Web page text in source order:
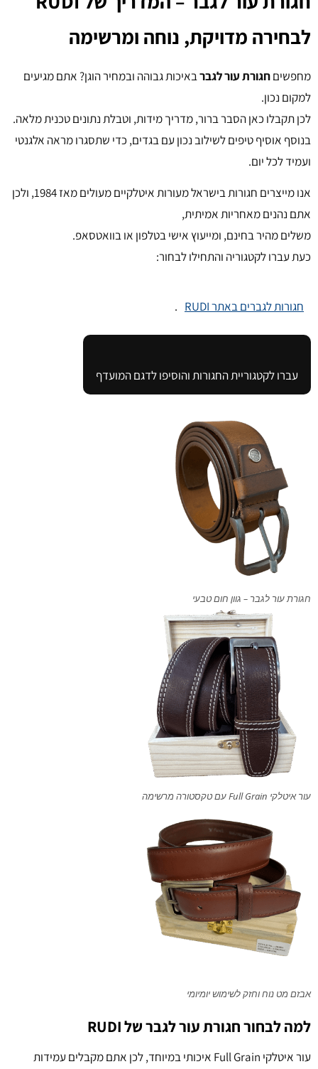
לבחירה מדויקת, נוחה ומרשימה
מחפשיםחגורת עור לגברבאיכות גבוהה ובמחיר הוגן? אתם מגיעים
למקום נכון.
לכן תקבלו כאן הסבר ברור, מדריך מידות, וטבלת נתונים טכנית מלאה.
בנוסף אוסיף טיפים לשילוב נכון עם בגדים, כדי שתסגרו מראה אלגנטי
ועמיד לכל יום.
אנו מייצרים חגורות בישראל מעורות איטלקיים מעולים מאז 1984, ולכן
אתם נהנים מאחריות אמיתית,
משלים מהיר בחינם, ומייעוץ אישי בטלפון או בוואטסאפ.
כעת עברו לקטגוריה והתחילו לבחור:
חגורות לגברים באתר RUDI .
עברו לקטגוריית החגורות והוסיפו לדגם המועדף
חגורת עור לגבר – גוון חום טבעי
עור איטלקי Full Grain עם טקסטורה מרשימה
אבזם מט נוח וחזק לשימוש יומיומי
למה לבחור חגורת עור לגבר של RUDI
עור איטלקי Full Grain איכותי במיוחד, לכן אתם מקבלים עמידות